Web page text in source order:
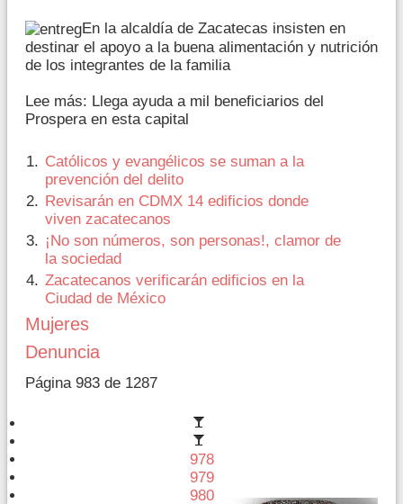
En la alcaldía de Zacatecas insisten en
destinar el apoyo a la buena alimentación y nutrición
de los integrantes de la familia
Lee más: Llega ayuda a mil beneficiarios del
Prospera en esta capital
Católicos y evangélicos se suman a la
prevención del delito
Revisarán en CDMX 14 edificios donde
viven zacatecanos
¡No son números, son personas!, clamor de
la sociedad
Zacatecanos verificarán edificios en la
Ciudad de México
Mujeres
Denuncia
Página 983 de 1287
978
979
980